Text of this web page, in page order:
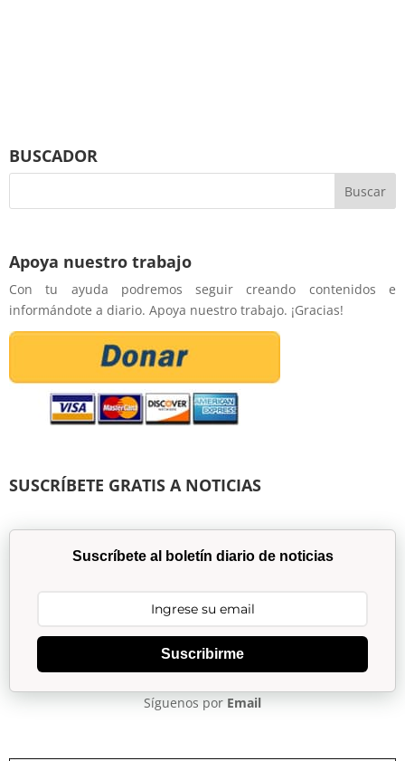
BUSCADOR
Apoya nuestro trabajo
Con tu ayuda podremos seguir creando contenidos e
informándote a diario. Apoya nuestro trabajo. ¡Gracias!
SUSCRÍBETE GRATIS A NOTICIAS
Suscríbete al boletín diario de noticias
Suscribirme
Síguenos por Email